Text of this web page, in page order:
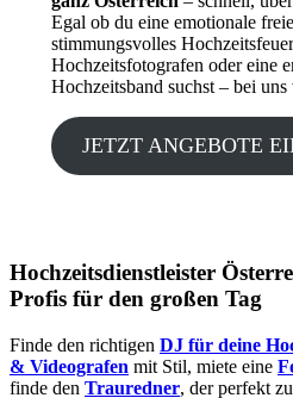
Egal ob du eine emotionale
stimmungsvolles
Hochzeitsfotografen oder eine
Hochzeitsband suchst – bei
JETZT ANGEBOTE
Hochzeitsdienstleister
Profis für den großen Tag
Finde den richtigen DJ für deine
& Videografen mit Stil, miete eine
finde den Trauredner, der perfekt